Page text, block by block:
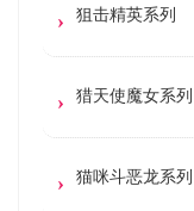
狙击精英系列
猎天使魔女系列
猫咪斗恶龙系列